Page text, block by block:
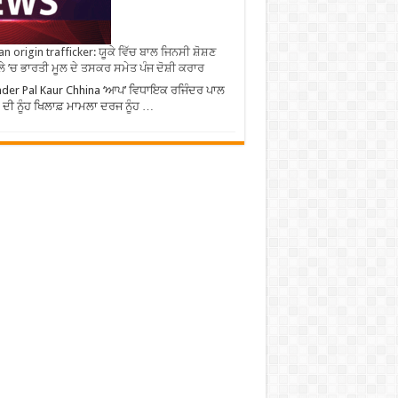
origin trafficker: ਯੂਕੇ ਵਿੱਚ ਬਾਲ ਜਿਨਸੀ ਸ਼ੋਸ਼ਣ
’ਚ ਭਾਰਤੀ ਮੂਲ ਦੇ ਤਸਕਰ ਸਮੇਤ ਪੰਜ ਦੋਸ਼ੀ ਕਰਾਰ
Pal Kaur Chhina ‘ਆਪ’ ਵਿਧਾਇਕ ਰਜਿੰਦਰ ਪਾਲ
ਦੀ ਨੂੰਹ ਖਿਲਾਫ਼ ਮਾਮਲਾ ਦਰਜ ਨੂੰਹ …